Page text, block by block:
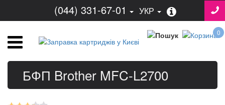
(044) 331-67-01 УКР
0
БФП Brother MFC-L2700